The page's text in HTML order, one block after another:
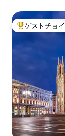
大好評のゲス
ゲストチョ